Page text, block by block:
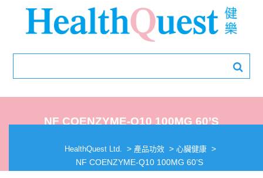
NF COENZYME-Q10 100MG 60’S
HealthQuest Ltd. > 產品功效 > 心臟健康 >
NF COENZYME-Q10 100MG 60’S